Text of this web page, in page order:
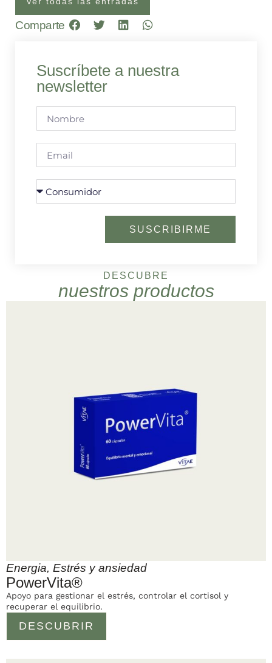
Comparte
Suscríbete a nuestra
newsletter
SUSCRIBIRME
DESCUBRE
nuestros productos
Energia, Estrés y ansiedad
PowerVita®
DESCUBRIR
Apoyo para gestionar el estrés, controlar el cortisol y
recuperar el equilibrio.